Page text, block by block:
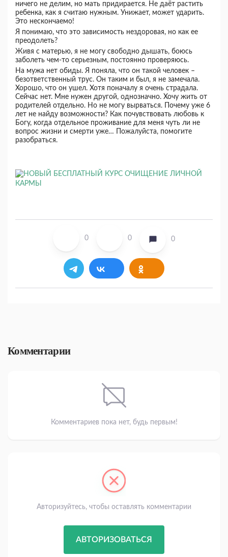
ничего не делим, но мать придирается. Не даёт растить
ребенка, как я считаю нужным. Унижает, может ударить.
Это нескончаемо!
Я понимаю, что это зависимость нездоровая, но как ее
преодолеть?
Живя с матерью, я не могу свободно дышать, боюсь
заболеть чем-то серьезным, постоянно проверяюсь.
На мужа нет обиды. Я поняла, что он такой человек –
безответственный трус. Он таким и был, я не замечала.
Хорошо, что он ушел. Хотя поначалу я очень страдала.
Сейчас нет. Мне нужен другой, однозначно. Хочу жить от
родителей отдельно. Но не могу вырваться. Почему уже 6
лет не найду возможности? Как почувствовать любовь к
Богу, когда отдельное проживание для меня чуть ли не
вопрос жизни и смерти уже… Пожалуйста, помогите
разобраться.
0 0 0
Комментарии
Комментариев пока нет, будь первым!
Авторизуйтесь, чтобы оставлять комментарии
АВТОРИЗОВАТЬСЯ